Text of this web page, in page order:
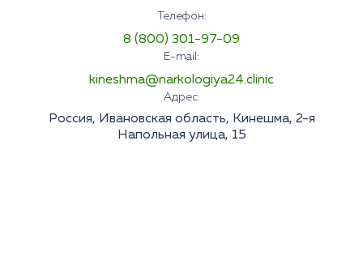
Телефон:
8 (800) 301-97-09
E-mail:
kineshma@narkologiya24.clinic
Адрес:
Россия, Ивановская область, Кинешма, 2-я
Напольная улица, 15